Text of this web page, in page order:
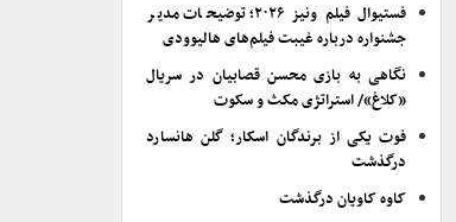
فستیوال فیلم ونیز ۲۰۲۶؛ توضیحات مدیر
جشنواره درباره غیبت فیلم‌های هالیوودی
نگاهی به بازی محسن قصابیان در سریال
«کلاغ»/ استراتژی مکث و سکوت
فوت یکی از برندگان اسکار؛ گلن هانسارد
درگذشت
کاوه کاویان درگذشت